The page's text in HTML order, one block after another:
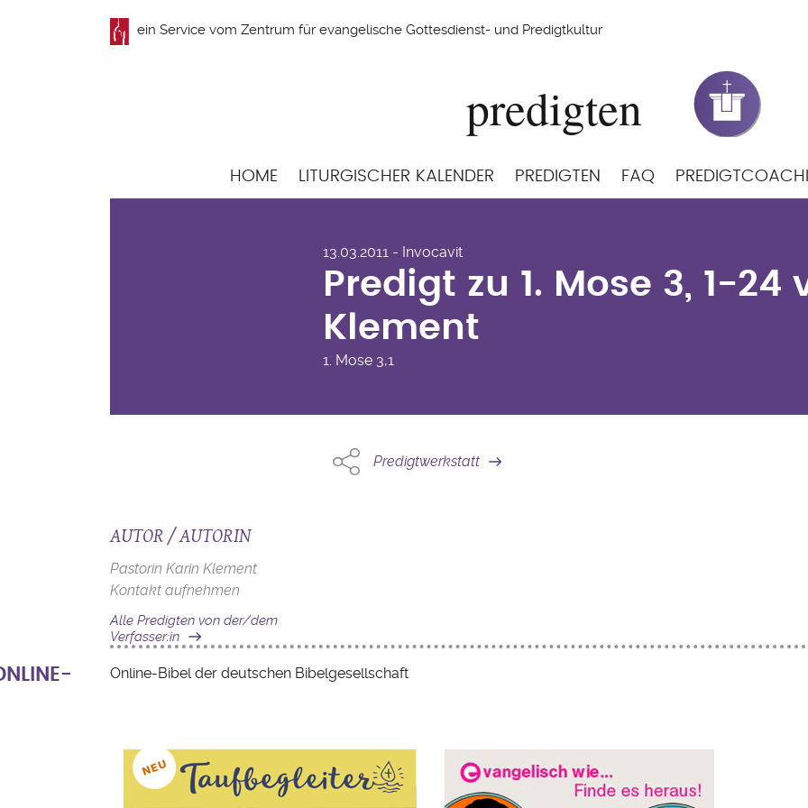
ein Service vom Zentrum für evangelische Gottesdienst- und Predigtkultur
Hauptnavigation
HOME LITURGISCHER KALENDER PREDIGTEN FAQ
Klement
13.03.2011 - Invocavit
Predigt zu 1. Mose 3, 1-24
Klement
1. Mose 3,1
Predigtwerkstatt
AUTOR / AUTORIN
Pastorin Karin Klement
Kontakt aufnehmen
Alle Predigten von der/dem
Verfasser:in
Online-Bibel der deutschen Bibelgesellschaft